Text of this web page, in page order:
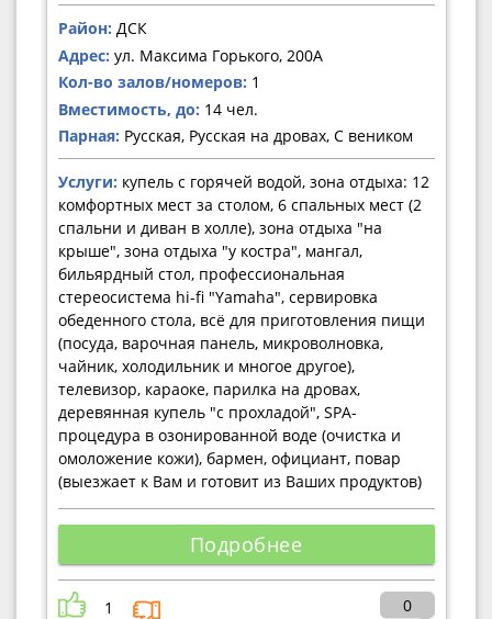
Район: ДСК
Адрес: ул. Максима Горького, 200А
Кол-во залов/номеров: 1
Вместимость, до: 14 чел.
Парная: Русская, Русская на дровах, С веником
Услуги: купель с горячей водой, зона отдыха: 12
комфортных мест за столом, 6 спальных мест (2
спальни и диван в холле), зона отдыха "на
крыше", зона отдыха "у костра", мангал,
бильярдный стол, профессиональная
стереосистема hi-fi "Yamaha", сервировка
обеденного стола, всё для приготовления пищи
(посуда, варочная панель, микроволновка,
чайник, холодильник и многое другое),
телевизор, караоке, парилка на дровах,
деревянная купель "с прохладой", SPA-
процедура в озонированной воде (очистка и
омоложение кожи), бармен, официант, повар
(выезжает к Вам и готовит из Ваших продуктов)
Подробнее
1 0